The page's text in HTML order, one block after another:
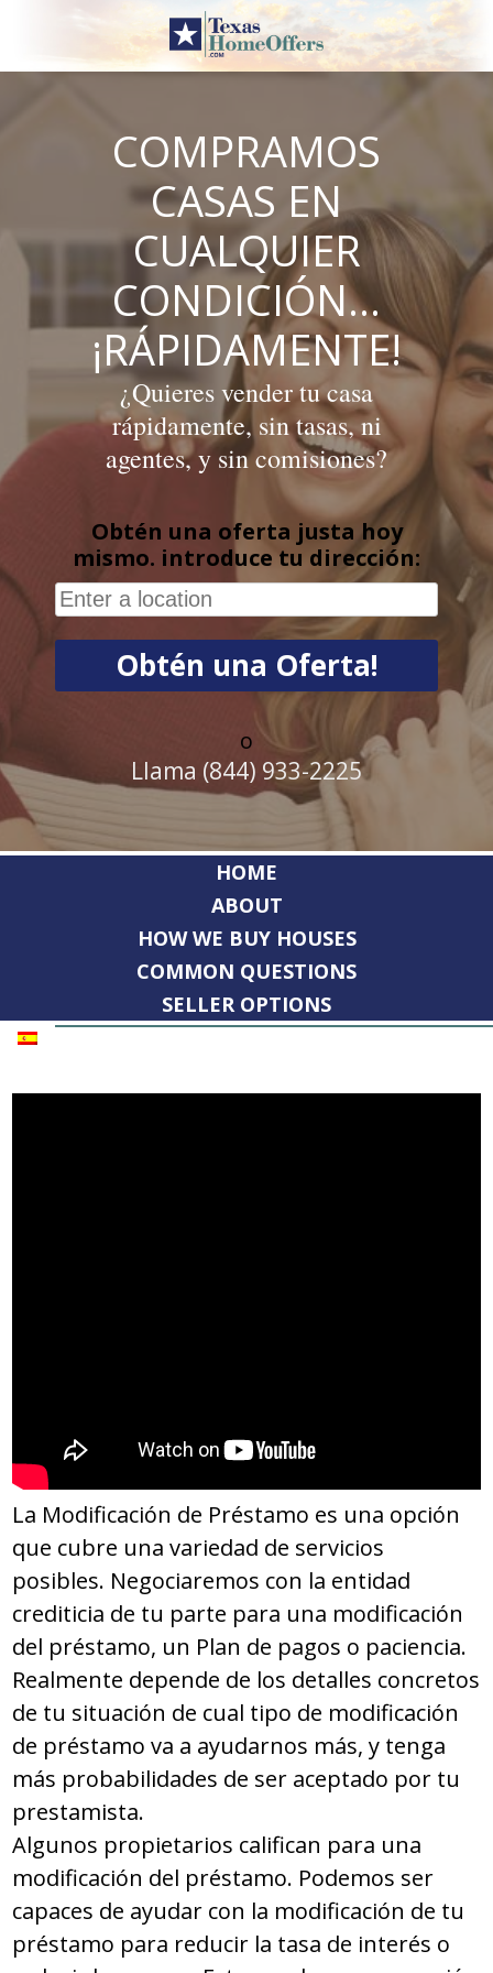
content
COMPRAMOS
CASAS EN
CUALQUIER
CONDICIÓN…
¡RÁPIDAMENTE!
¿Quieres vender tu casa
rápidamente, sin tasas, ni
agentes, y sin comisiones?
Obtén una oferta justa hoy
mismo. introduce tu dirección:
o
Llama (844) 933-2225
HOME
ABOUT
HOW WE BUY HOUSES
COMMON QUESTIONS
SELLER OPTIONS
La Modificación de Préstamo es una opción
que cubre una variedad de servicios
posibles. Negociaremos con la entidad
crediticia de tu parte para una modificación
del préstamo, un Plan de pagos o paciencia.
Realmente depende de los detalles concretos
de tu situación de cual tipo de modificación
de préstamo va a ayudarnos más, y tenga
más probabilidades de ser aceptado por tu
prestamista.
Algunos propietarios califican para una
modificación del préstamo. Podemos ser
capaces de ayudar con la modificación de tu
préstamo para reducir la tasa de interés o